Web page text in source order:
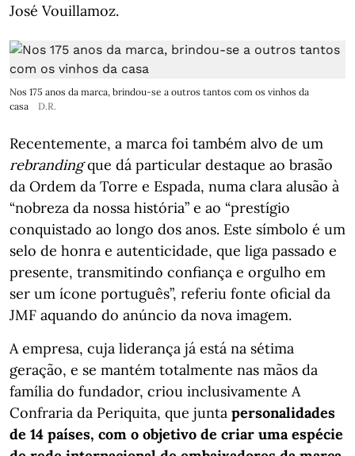
José Vouillamoz.
Nos 175 anos da marca, brindou-se a outros tantos com os vinhos da
casa
D.R.
Recentemente, a marca foi também alvo de um
rebrandingque dá particular destaque ao brasão
da Ordem da Torre e Espada, numa clara alusão à
“nobreza da nossa história” e ao “prestígio
conquistado ao longo dos anos. Este símbolo é um
selo de honra e autenticidade, que liga passado e
presente, transmitindo confiança e orgulho em
ser um ícone português”, referiu fonte oficial da
JMF aquando do anúncio da nova imagem.
A empresa, cuja liderança já está na sétima
geração, e se mantém totalmente nas mãos da
família do fundador, criou inclusivamente A
Confraria da Periquita, que junta personalidades
de 14 países, com o objetivo de criar uma espécie